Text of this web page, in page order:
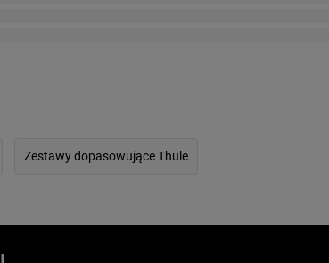
Zestawy dopasowujące Thule